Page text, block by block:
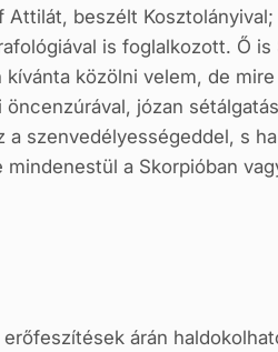
beszélt
is foglalkozott. Ő
közölni velem, de
józan
a szenvedélyességeddel, s
a Skorpióban
árán